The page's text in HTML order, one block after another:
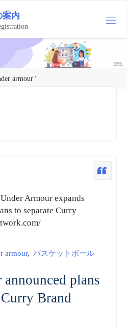
案内
armour"
Armour expands
to separate Curry
armour, バスケットボール
plans
Brand